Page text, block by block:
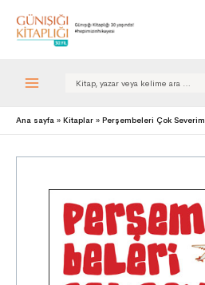
Search
Ana sayfa Kitaplar Perşembeleri Çok Severim